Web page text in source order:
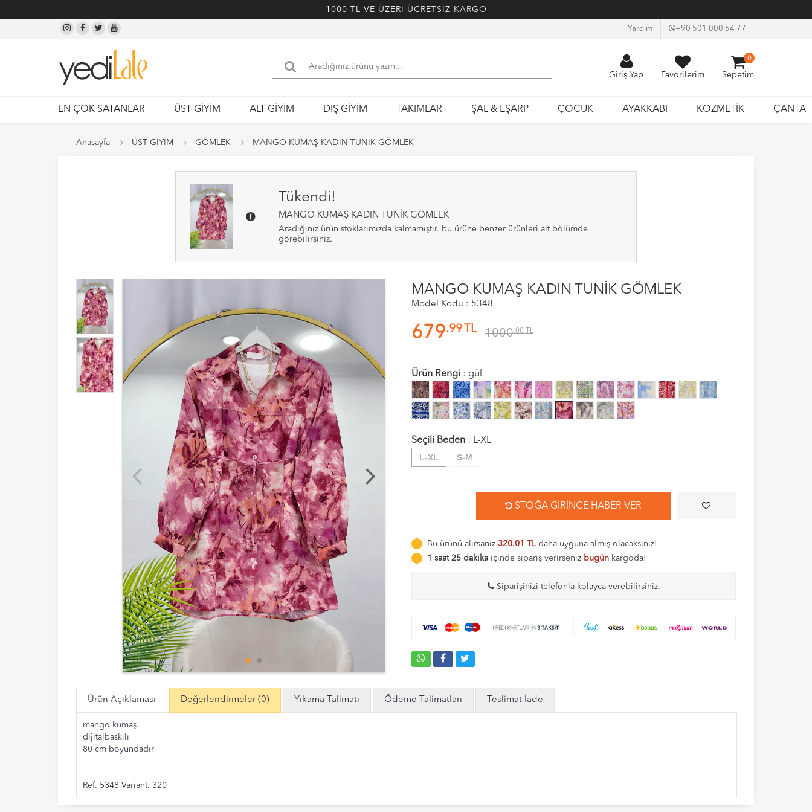
1000 TL VE ÜZERİ ÜCRETSİZ KARGO
Yardım +90 501 000 54 77
Giriş Yap Favorilerim Sepetim
0
EN ÇOK SATANLAR ÜST GİYİM ALT GİYİM DIŞ GİYİM TAKIMLAR ŞAL & EŞARP ÇOCUK AYAKKABI KOZMETİK ÇANTA
Anasayfa ÜST GİYİM GÖMLEK MANGO KUMAŞ KADIN TUNİK GÖMLEK
Tükendi!
MANGO KUMAŞ KADIN TUNİK GÖMLEK
aradığınız ürün stoklarımızda kalmamıştır. bu ürüne benzer ürünleri alt bölümde
görebilirsiniz.
MANGO KUMAŞ KADIN TUNİK GÖMLEK
Model Kodu : 5348
679.99 TL 1000.00 TL
Ürün Rengi : gül
Seçili Beden : L-XL
L-XL
S-M
STOĞA GIRINCE HABER VER
Bu ürünü alırsanız 320.01 TLdaha uyguna almış olacaksınız!
1 saat 25 dakika içinde sipariş verirseniz bugün kargoda!
Siparişinizi telefonla kolayca verebilirsiniz.
Ürün Açıklaması Değerlendirmeler (0) Yıkama Talimatı Ödeme Talimatları Teslimat İade
mango kumaş
dijitalbaskılı
80 cm boyundadır
Ref. 5348 Variant. 320